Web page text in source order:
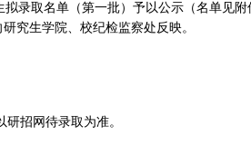
录取名单（第一批）予以公示（名单见附
究生学院、校纪检监察处反映。
研招网待录取为准。